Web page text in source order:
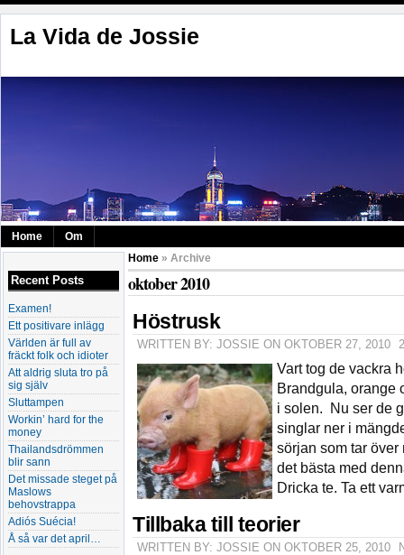
La Vida de Jossie
Home Om
Recent Posts
Examen!
Ett positivare inlägg
Världen är full av
fräckt folk och idioter
Att aldrig sluta tro på
sig själv
Sluttampen
Workin’ hard for the
money
Thailandsdrömmen
blir sann
Det missade steget på
Maslows
behovstrappa
Adiós Suécia!
Å så var det april…
Home » Archive
oktober 2010
Höstrusk
WRITTEN BY: JOSSIE ON OKTOBER 27, 2010
Vart tog de vackra
Brandgula, orange
i solen. Nu ser de
singlar ner i
sörjan som tar
det bästa med
Dricka te. Ta ett
Tillbaka till teorier
WRITTEN BY: JOSSIE ON OKTOBER 25, 2010